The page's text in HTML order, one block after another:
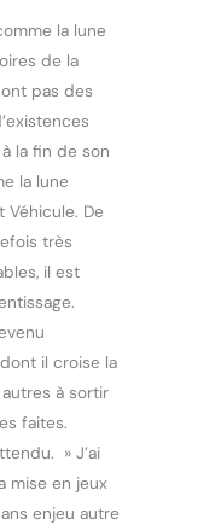
la lune
de la
pas des
la fin de son
la lune
De
très
il est
il croise la
à sortir
faites.
» J’ai
mise en jeux
enjeu autre